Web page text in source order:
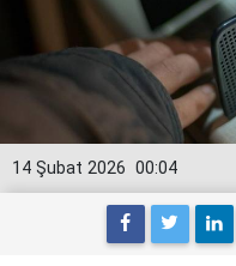
00:04
14 Şubat 2026